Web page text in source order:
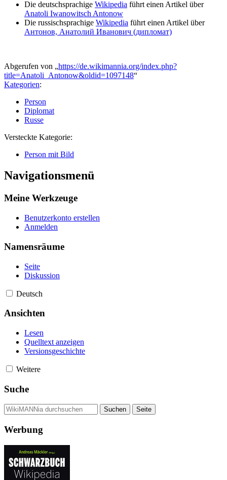
Die deutschsprachige Wikipedia führt einen Artikel über
Anatoli Iwanowitsch Antonow
Die russischsprachige Wikipedia führt einen Artikel über
Антонов, Анатолий Иванович (дипломат)
Abgerufen von „https://de.wikimannia.org/index.php?
title=Anatoli_Antonow&oldid=1097148“
Kategorien:
Person
Diplomat
Russe
Versteckte Kategorie:
Person mit Bild
Navigationsmenü
Meine Werkzeuge
Benutzerkonto erstellen
Anmelden
Namensräume
Seite
Diskussion
Deutsch
Ansichten
Lesen
Quelltext anzeigen
Versionsgeschichte
Weitere
Suche
Werbung